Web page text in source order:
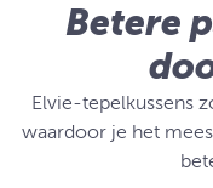
Betere
Elvie-tepelkussens
waardoor je het